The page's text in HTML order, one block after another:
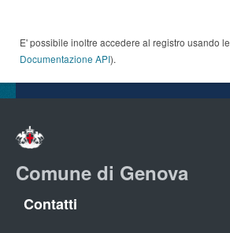
E' possibile inoltre accedere al registro usando le
Documentazione API).
Comune di Genova
Contatti